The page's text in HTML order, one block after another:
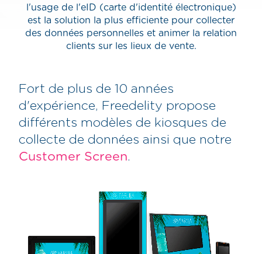
l'usage de l'eID (carte d'identité électronique)
est la solution la plus efficiente pour collecter
des données personnelles et animer la relation
clients sur les lieux de vente.
Fort de plus de 10 années
d'expérience, Freedelity propose
différents modèles de kiosques de
collecte de données ainsi que notre
Customer Screen.